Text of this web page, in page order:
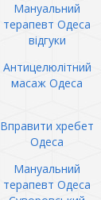
Мануальний
терапевт Одеса
відгуки
Антицелюлітний
масаж Одеса
Вправити хребет
Одеса
Мануальний
терапевт Одеса